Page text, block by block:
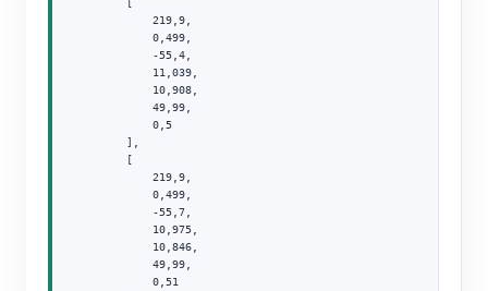
        [
            219,9,
            0,499,
            -55,4,
            11,039,
            10,908,
            49,99,
            0,5
        ],
        [
            219,9,
            0,499,
            -55,7,
            10,975,
            10,846,
            49,99,
            0,51